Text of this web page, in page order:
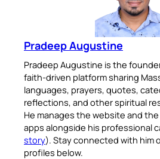
Pradeep Augustine
Pradeep Augustine is the
faith-driven platform sharing
languages, prayers, quotes,
reflections, and other spiritual
He manages the website and
apps alongside his professional
story). Stay connected with him
profiles below.